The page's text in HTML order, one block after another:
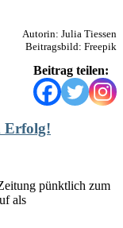
Autorin: Julia Tiessen
Beitragsbild: Freepik
Beitrag teilen:
Erfolg!
pünktlich zum
als